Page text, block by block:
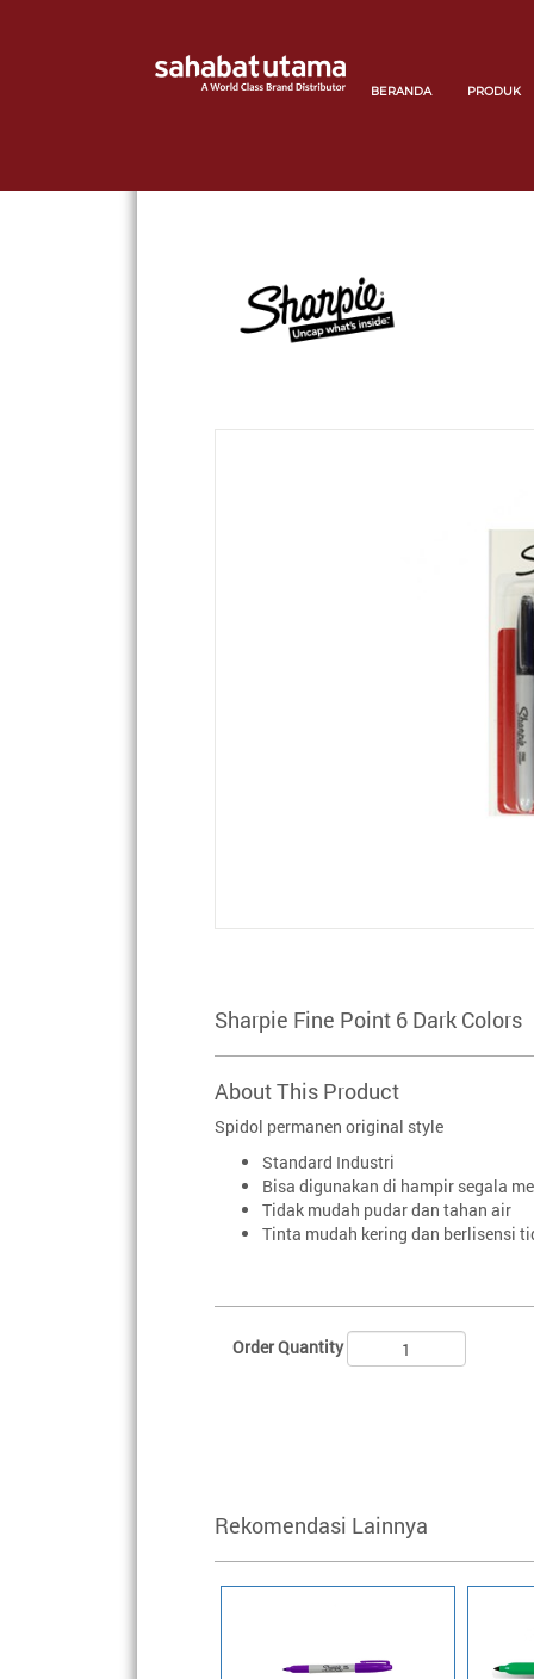
BERANDA PRODUK
Sharpie Fine Point 6 Dark Colors
About This Product
Spidol permanen original style
Standard Industri
Bisa digunakan di hampir segala
Tidak mudah pudar dan tahan air
Tinta mudah kering dan berlisensi
Order Quantity
Rekomendasi Lainnya